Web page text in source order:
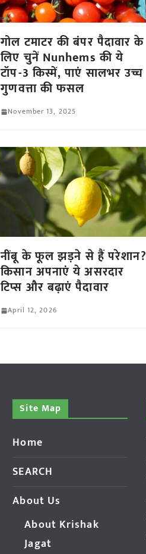
गोल टमाटर की बंपर पैदावार के
लिए चुनें Nunhems की ये
टॉप-3 किस्में, पाएं सालभर उच्च
गुणवत्ता की फसल
November 13, 2025
नींबू के फूल झड़ने से हैं परेशान?
किसान अपनाएं ये असरदार
टिप्स और बढ़ाएं पैदावार
April 12, 2026
Site Map
Home
SEARCH
About Us
About Krishak
Jagat